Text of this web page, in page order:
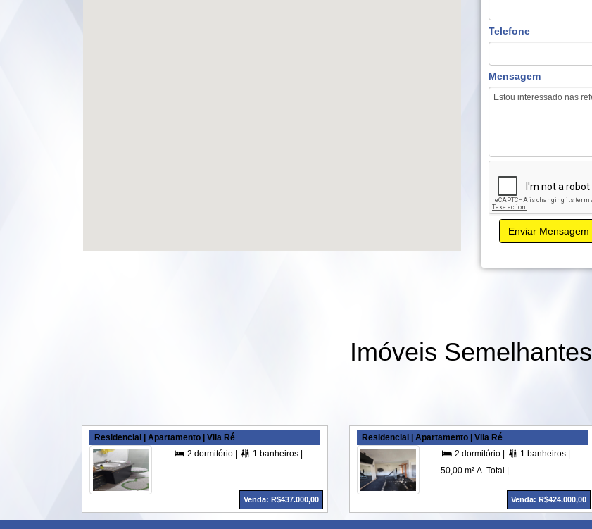
Telefone
Mensagem
Enviar Mensagem
Imóveis Semelhantes
Residencial | Apartamento | Vila Ré
 2 dormitório |  1 banheiros | 60,00 m² A. Útil |
Venda: R$437.000,00
Residencial | Apartamento | Vila Ré
 2 dormitório |  1 banheiros |
50,00 m² A. Total |
Venda: R$424.000,00